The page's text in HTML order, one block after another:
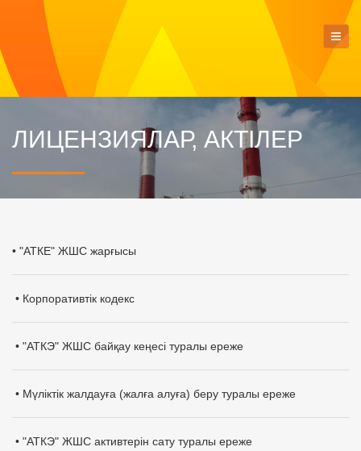
ЛИЦЕНЗИЯЛАР, АКТІЛЕР
• "АТКЕ" ЖШС жарғысы
• Корпоративтік кодекс
• "АТКЭ" ЖШС байқау кеңесі туралы ереже
• Мүліктік жалдауға (жалға алуға) беру туралы ереже
• "АТКЭ" ЖШС активтерін сату туралы ереже